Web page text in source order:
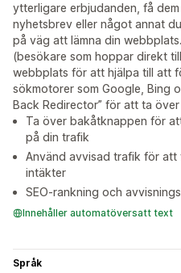
ytterligare erbjudanden, få
nyhetsbrev eller något annat
på väg att lämna din
(besökare som hoppar direkt
webbplats för att hjälpa till att
sökmotorer som Google, Bing
Back Redirector” för att ta
Ta över bakåtknappen för
på din trafik
Använd avvisad trafik för att
intäkter
SEO-rankning och
Innehåller automatöversatt text
Språk